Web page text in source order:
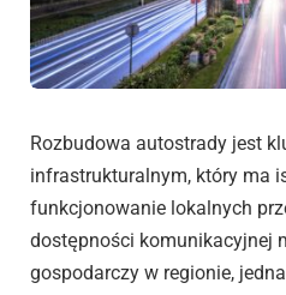
Rozbudowa autostrady jest
infrastrukturalnym, który ma
funkcjonowanie lokalnych
dostępności komunikacyjnej
gospodarczy w regionie,